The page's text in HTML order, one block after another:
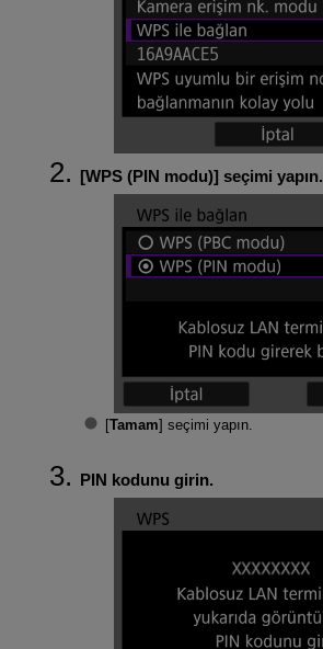
[WPS (PIN modu)] seçimi yapın.
[Tamam] seçimi yapın.
PIN kodunu girin.